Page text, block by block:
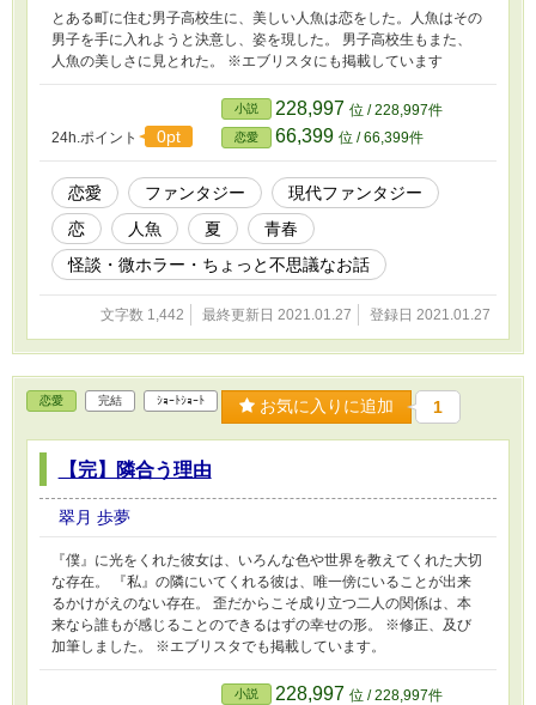
とある町に住む男子高校生に、美しい人魚は恋をした。人魚はその
男子を手に入れようと決意し、姿を現した。 男子高校生もまた、
人魚の美しさに見とれた。 ※エブリスタにも掲載しています
24h.ポイント 0pt
小説 228,997 位 / 228,997件
恋愛 66,399 位 / 66,399件
恋愛 ファンタジー
現代ファンタジー
恋
人魚 夏
青春
怪談・微ホラー・ちょっと不思議なお話
文字数 1,442 最終更新日 2021.01.27 登録日 2021.01.27
恋愛 完結 ｼｮｰﾄｼｮｰﾄ お気に入りに追加 1
【完】隣合う理由
翠月 歩夢
『僕』に光をくれた彼女は、いろんな色や世界を教えてくれた大切
な存在。 『私』の隣にいてくれる彼は、唯一傍にいることが出来
るかけがえのない存在。 歪だからこそ成り立つ二人の関係は、本
来なら誰もが感じることのできるはずの幸せの形。 ※修正、及び
加筆しました。 ※エブリスタでも掲載しています。
小説 228,997 位 / 228,997件